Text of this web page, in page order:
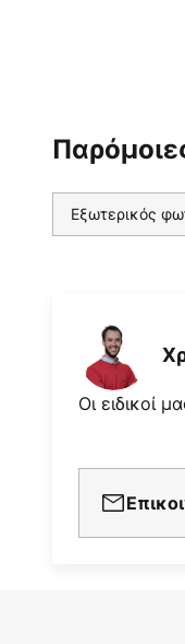
Εξωτερικός
Οι ειδικοί